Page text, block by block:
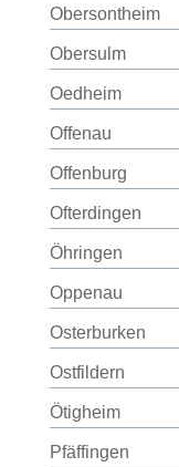
Obersontheim
Obersulm
Oedheim
Offenau
Offenburg
Ofterdingen
Öhringen
Oppenau
Osterburken
Ostfildern
Ötigheim
Pfäffingen